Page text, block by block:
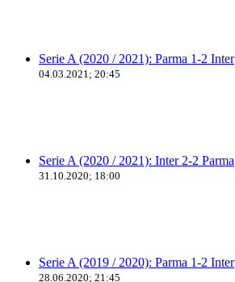
Serie A (2020 / 2021): Parma 1-2 Inter
04.03.2021; 20:45
Serie A (2020 / 2021): Inter 2-2 Parma
31.10.2020; 18:00
Serie A (2019 / 2020): Parma 1-2 Inter
28.06.2020; 21:45